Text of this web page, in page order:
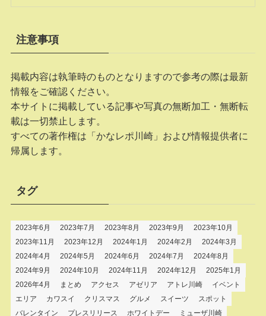
注意事項
掲載内容は執筆時のものとなりますので参考の際は最新
情報をご確認ください。
本サイトに掲載している記事や写真の無断加工・無断転
載は一切禁止します。
すべての著作権は「かなレポ川崎」および情報提供者に
帰属します。
タグ
2023年6月 2023年7月 2023年8月 2023年9月
2023年10月
2023年11月
2023年12月 2024年1月 2024年2月
2024年3月
2024年4月
2024年5月 2024年6月 2024年7月
2024年8月
2024年9月
2024年10月 2024年11月 2024年12月
2025年1月
2026年4月
まとめ アクセス アゼリア アトレ川崎
イベント
エリア
カワスイ クリスマス グルメ スイーツ
スポット
バレンタイン
プレスリリース ホワイトデー ミューザ川崎